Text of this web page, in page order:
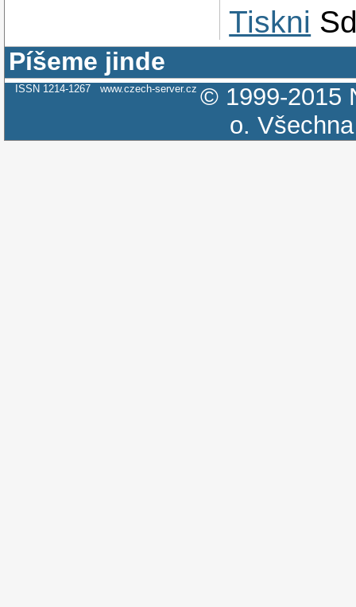
Tiskni
Píšeme jinde
ISSN 1214-1267 www.czech-server.cz © 1999-2015
o.